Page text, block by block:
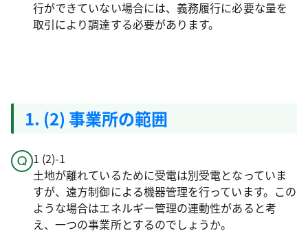
行ができていない場合には、義務履行に必要な量を
取引により調達する必要があります。
1. (2) 事業所の範囲
1 (2)-1
土地が離れているために受電は別受電となっていま
すが、遠方制御による機器管理を行っています。この
ような場合はエネルギー管理の連動性があると考
え、一つの事業所とするのでしょうか。